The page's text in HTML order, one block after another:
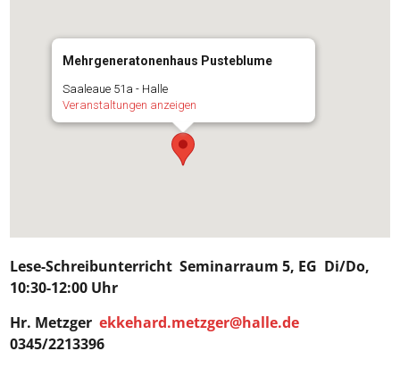
Mehrgeneratonenhaus Pusteblume
Saaleaue 51a - Halle
Veranstaltungen anzeigen
Lese-SchreibunterrichtSeminarraum 5, EG Di/Do,
10:30-12:00 Uhr
Hr. Metzgerekkehard.metzger@halle.de
0345/2213396